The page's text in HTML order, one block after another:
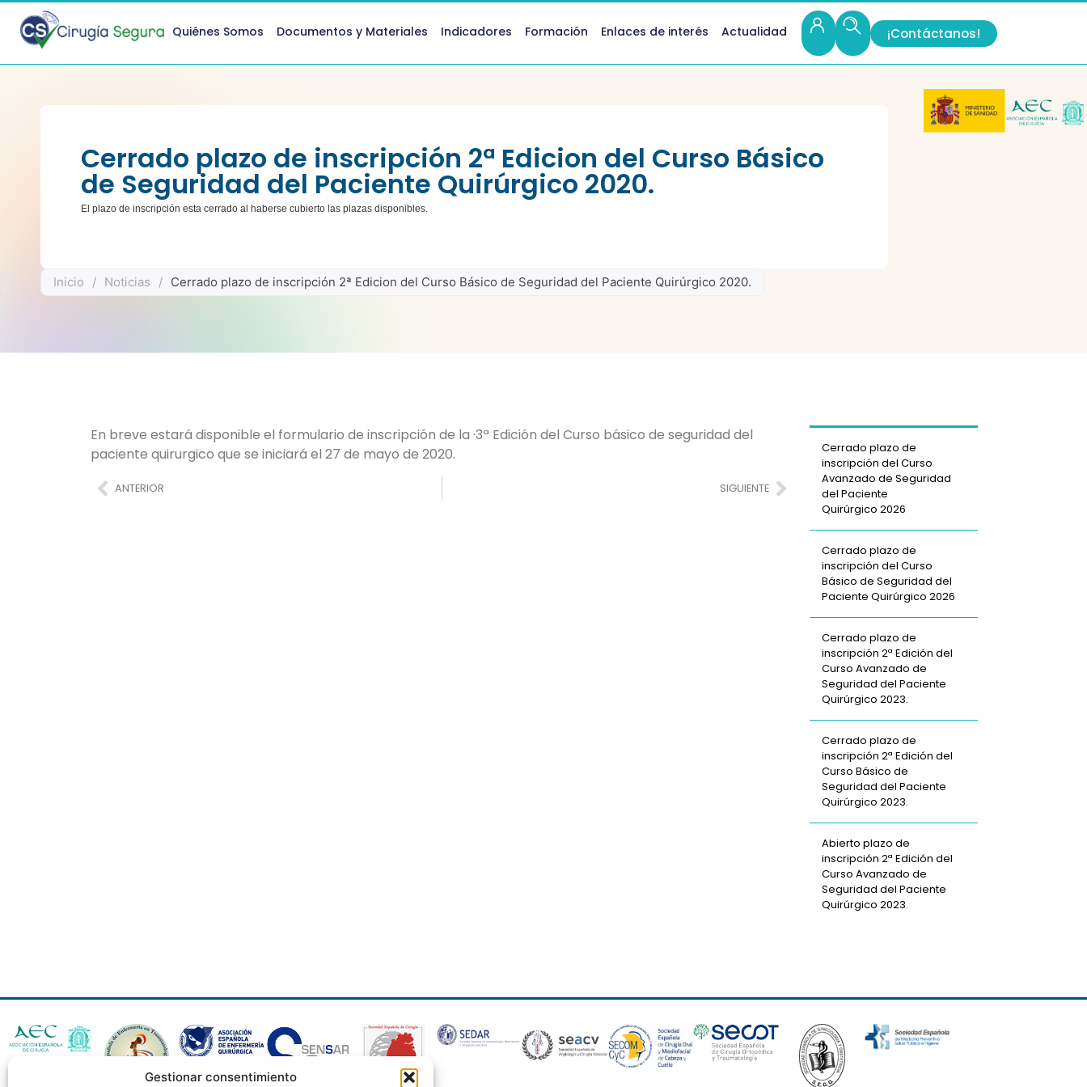
Gestionar consentimiento
Quiénes Somos Documentos y Materiales Indicadores Formación Enlaces de interés Actualidad ¡Contáctanos!
Cerrado plazo de inscripción 2ª Edicion del Curso Básico
de Seguridad del Paciente Quirúrgico 2020.
El plazo de inscripción esta cerrado al haberse cubierto las plazas disponibles.
Inicio / Noticias / Cerrado plazo de inscripción 2ª Edicion del Curso Básico de Seguridad del Paciente Quirúrgico 2020.
En breve estará disponible el formulario de inscripción de la ·3ª Edición del Curso básico de seguridad del
paciente quirurgico que se iniciará el 27 de mayo de 2020.
ANTERIOR SIGUIENTE
Cerrado plazo de
inscripción del Curso
Avanzado de Seguridad
del Paciente
Quirúrgico 2026
Cerrado plazo de
inscripción del Curso
Básico de Seguridad del
Paciente Quirúrgico 2026
Cerrado plazo de
inscripción 2ª Edición del
Curso Avanzado de
Seguridad del Paciente
Quirúrgico 2023.
Cerrado plazo de
inscripción 2ª Edición del
Curso Básico de
Seguridad del Paciente
Quirúrgico 2023.
Abierto plazo de
inscripción 2ª Edición del
Curso Avanzado de
Seguridad del Paciente
Quirúrgico 2023.